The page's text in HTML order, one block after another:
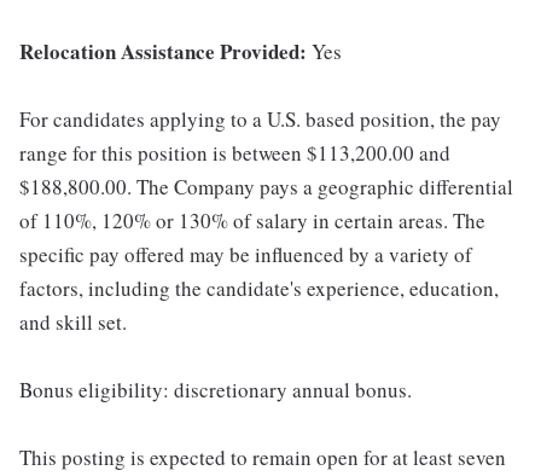
Relocation Assistance Provided: Yes
For candidates applying to a U.S. based position, the pay
range for this position is between $113,200.00 and
$188,800.00. The Company pays a geographic differential
of 110%, 120% or 130% of salary in certain areas. The
specific pay offered may be influenced by a variety of
factors, including the candidate's experience, education,
and skill set.
Bonus eligibility: discretionary annual bonus.
This posting is expected to remain open for at least seven